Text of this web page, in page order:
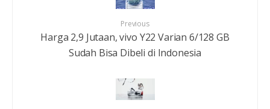
Previous
Harga 2,9 Jutaan, vivo Y22 Varian 6/128 GB
Sudah Bisa Dibeli di Indonesia